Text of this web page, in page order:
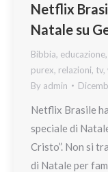
Netflix
Natale su
Bibbia, educazione,
purex, relazioni, tv,
By admin
Netflix Brasile
speciale di
Cristo”. Non si
di Natale per